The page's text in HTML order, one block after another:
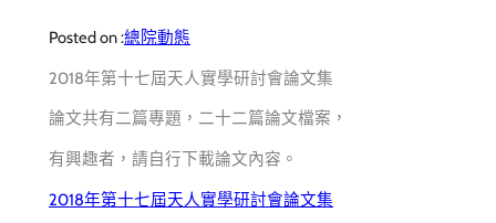
Posted on :總院動態
2018年第十七屆天人實學研討會論文集
論文共有二篇專題，二十二篇論文檔案，
有興趣者，請自行下載論文內容。
2018年第十七屆天人實學研討會論文集